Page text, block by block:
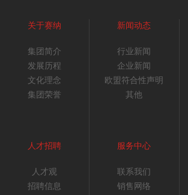
关于赛纳
集团简介
发展历程
文化理念
集团荣誉
新闻动态
行业新闻
企业新闻
欧盟符合性声明
其他
人才招聘
人才观
招聘信息
服务中心
联系我们
销售网络